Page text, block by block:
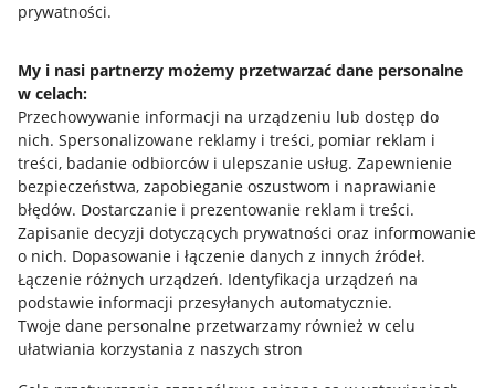
prywatności.
My i nasi partnerzy możemy przetwarzać dane personalne
w celach:
Przechowywanie informacji na urządzeniu lub dostęp do
nich. Spersonalizowane reklamy i treści, pomiar reklam i
treści, badanie odbiorców i ulepszanie usług. Zapewnienie
bezpieczeństwa, zapobieganie oszustwom i naprawianie
błędów. Dostarczanie i prezentowanie reklam i treści.
Zapisanie decyzji dotyczących prywatności oraz informowanie
o nich. Dopasowanie i łączenie danych z innych źródeł.
Łączenie różnych urządzeń. Identyfikacja urządzeń na
podstawie informacji przesyłanych automatycznie.
Twoje dane personalne przetwarzamy również w celu
ułatwiania korzystania z naszych stron
Jak to działa
Allegro Gadane dla sprzedających
Allegro Gadane dla kupujących
Mapa miejscowości
Informacje prawne
Regulamin
Polityka plików "cookies"
Ustawienia plików "cookies"